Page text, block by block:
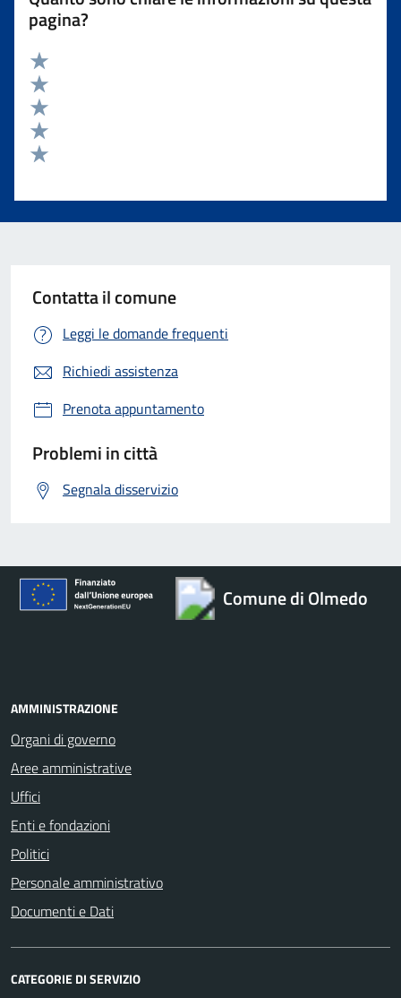
pagina?
Valuta 5 stelle su 5
Valuta 4 stelle su 5
Valuta 3 stelle su 5
Valuta 2 stelle su 5
Contatta il comune
Leggi le domande frequenti
Richiedi assistenza
Prenota appuntamento
Problemi in città
Segnala disservizio
Comune di Olmedo
AMMINISTRAZIONE
Organi di governo
Aree amministrative
Uffici
Enti e fondazioni
Politici
Personale amministrativo
Documenti e Dati
CATEGORIE DI SERVIZIO